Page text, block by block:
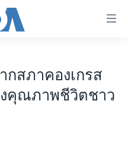
กสภาคองเกรส
คุณภาพชีวิตชาว